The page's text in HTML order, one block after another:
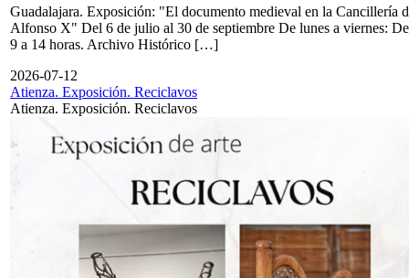
Guadalajara. Exposición: "El documento medieval en la Cancillería
Alfonso X" Del 6 de julio al 30 de septiembre De lunes a viernes: De
9 a 14 horas. Archivo Histórico […]
2026-07-12
Atienza. Exposición. Reciclavos
Atienza. Exposición. Reciclavos